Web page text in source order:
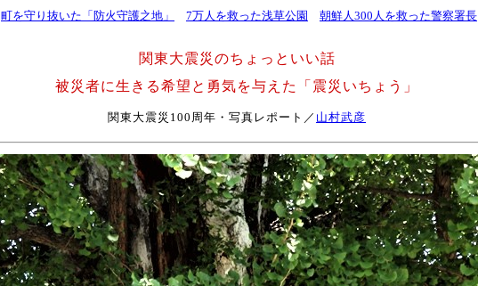
町を守り抜いた「防火守護之地」 7万人を救った浅草公園 朝鮮人300人を救った警察署長
関東大震災のちょっといい話
被災者に生きる希望と勇気を与えた「震災いちょう」
関東大震災100周年・写真レポート／ 山村武彦